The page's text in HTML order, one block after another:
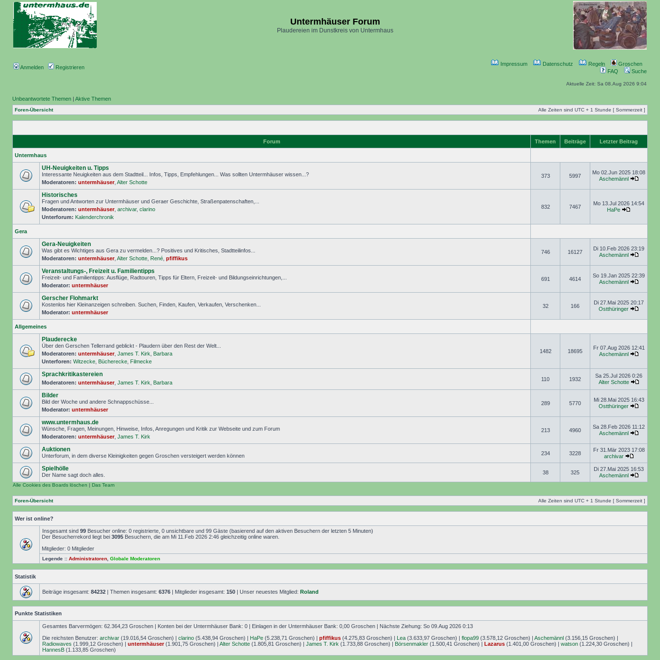
Untermhäuser Forum
Plaudereien im Dunstkreis von Untermhaus
Anmelden Registrieren
Impressum Datenschutz Regeln
Groschen
FAQ
Suche
Aktuelle Zeit: Sa 08.Aug 2026 9:04
Unbeantwortete Themen | Aktive Themen
Foren-Übersicht Alle Zeiten sind UTC + 1 Stunde [ Sommerzeit ]
Forum Themen Beiträge Letzter Beitrag
Untermhaus
UH-Neuigkeiten u. Tipps
Interessante Neuigkeiten aus dem Stadtteil... Infos, Tipps, Empfehlungen... Was sollten Untermhäuser wissen...?
Moderatoren: untermhäuser, Alter Schotte
373 5997
Mo 02.Jun 2025 18:08
Aschemännl
Historisches
Fragen und Antworten zur Untermhäuser und Geraer Geschichte, Straßenpatenschaften,...
Moderatoren: untermhäuser, archivar, clarino
Unterforum: Kalenderchronik
832 7467
Mo 13.Jul 2026 14:54
HaPe
Gera
Gera-Neuigkeiten
Was gibt es Wichtiges aus Gera zu vermelden...? Positives und Kritisches, Stadtteilinfos...
Moderatoren: untermhäuser, Alter Schotte René pfiffikus
746 16127
Di 10.Feb 2026 23:19
Aschemännl
Veranstaltungs-, Freizeit u. Familientipps
Freizeit- und Familientipps: Ausflüge, Radtouren, Tipps für Eltern, Freizeit- und Bildungseinrichtungen,...
Moderator: untermhäuser
691 4614
So 19.Jan 2025 22:39
Aschemännl
Gerscher Flohmarkt
Kostenlos hier Kleinanzeigen schreiben. Suchen, Finden, Kaufen, Verkaufen, Verschenken...
Moderator: untermhäuser
32 166
Di 27.Mai 2025 20:17
Ostthüringer
Allgemeines
Plauderecke
Über den Gerschen Tellerrand geblickt - Plaudern über den Rest der Welt...
Moderatoren: untermhäuser, James T. Kirk
Barbara
Unterforen: Witzecke Bücherecke Filmecke
1482 18695
Fr 07.Aug 2026 12:41
Aschemännl
Sprachkritikastereien
Moderatoren: untermhäuser, James T. Kirk Barbara
110 1932
Sa 25.Jul 2026 0:26
Alter Schotte
Bilder
Bild der Woche und andere Schnappschüsse...
Moderator: untermhäuser
289 5770
Mi 28.Mai 2025 16:43
Ostthüringer
www.untermhaus.de
Wünsche, Fragen, Meinungen, Hinweise, Infos, Anregungen und Kritik zur Webseite und zum Forum
Moderatoren: untermhäuser, James T. Kirk
213 4960
Sa 28.Feb 2026 11:12
Aschemännl
Auktionen
Unterforum, in dem diverse Kleinigkeiten gegen Groschen versteigert werden können 234 3228
Fr 31.Mär 2023 17:08
archivar
Spielhölle
Der Name sagt doch alles. 38 325
Di 27.Mai 2025 16:53
Aschemännl
Alle Cookies des Boards löschen | Das Team
Foren-Übersicht Alle Zeiten sind UTC + 1 Stunde [ Sommerzeit ]
Wer ist online?
Insgesamt sind 99 Besucher online: 0 registrierte, 0 unsichtbare und 99 Gäste (basierend auf den aktiven Besuchern der letzten 5 Minuten)
Der Besucherrekord liegt bei 3095 Besuchern, die am Mi 11.Feb 2026 2:46 gleichzeitig online waren.
Mitglieder: 0 Mitglieder
Legende :: Administratoren Globale Moderatoren
Statistik
Beiträge insgesamt: 84232 | Themen insgesamt: 6376 | Mitglieder insgesamt: 150 | Unser neuestes Mitglied: Roland
Punkte Statistiken
Gesamtes Barvermögen: 62.364,23 Groschen | Konten bei der Untermhäuser Bank: 0 | Einlagen in der Untermhäuser Bank: 0,00 Groschen | Nächste Ziehung: So 09.Aug 2026 0:13
Die reichsten Benutzer: archivar (19.016,54 Groschen) | clarino (5.438,94 Groschen) | HaPe (5.238,71 Groschen) | pfiffikus (4.275,83 Groschen) | Lea (3.633,97 Groschen) | flopa99 (3.578,12 Groschen) | Aschemännl (3.156,15 Groschen) |
Radiowaves (1.999,12 Groschen) | untermhäuser(1.901,75 Groschen) | Alter Schotte (1.805,81 Groschen) | James T. Kirk (1.733,88 Groschen) | Börsenmakler (1.500,41 Groschen) | Lazarus (1.401,00 Groschen) | watson (1.224,30 Groschen) |
HannesB (1.133,85 Groschen)